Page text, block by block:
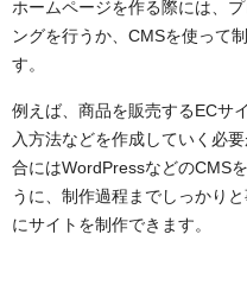
ホームページを作る際には、
ングを行うか、CMSを使って
す。
例えば、商品を販売するECサ
入方法などを作成していく必
合にはWordPressなどのCMS
うに、制作過程までしっかり
にサイトを制作できます。